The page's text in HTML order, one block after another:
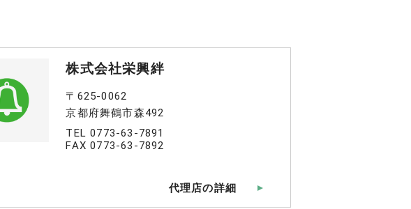
株式会社栄興絆
〒625-0062
京都府舞鶴市森492
TEL 0773-63-7891
FAX 0773-63-7892
代理店の詳細